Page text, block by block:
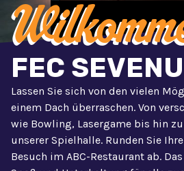
FEC
Lassen Sie sich von den vielen
einem Dach überraschen. Von
wie Bowling, Lasergame bis hin
unserer Spielhalle. Runden Sie
Besuch im ABC-Restaurant ab.